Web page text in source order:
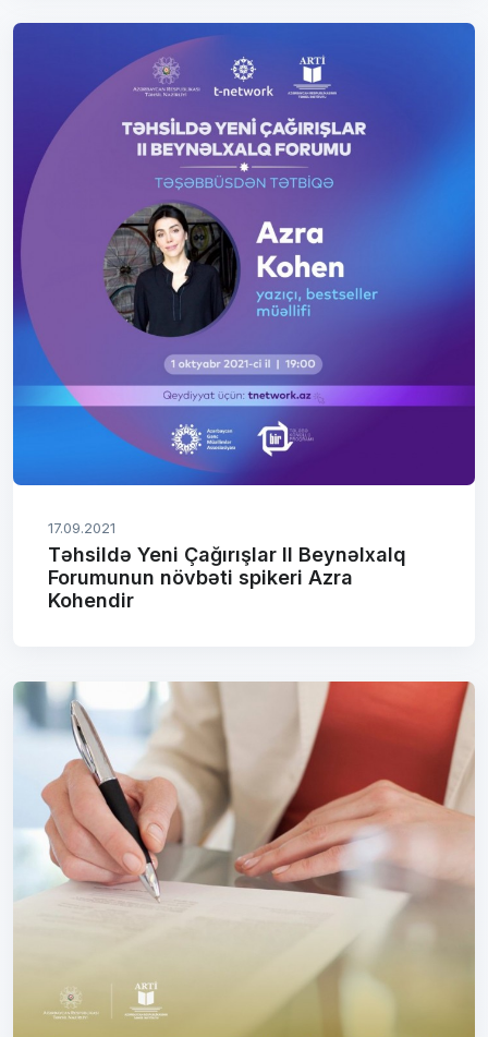
17.09.2021
Təhsildə Yeni Çağırışlar II Beynəlxalq
Forumunun növbəti spikeri Azra
Kohendir